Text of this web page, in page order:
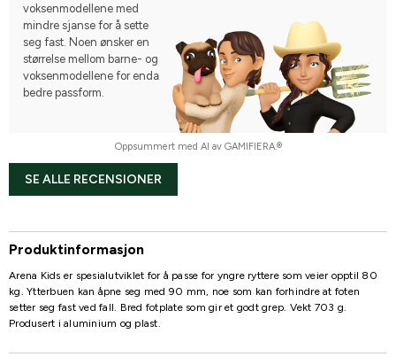
voksenmodellene med
mindre sjanse for å sette
seg fast. Noen ønsker en
størrelse mellom barne- og
voksenmodellene for enda
bedre passform.
Oppsummert med AI av GAMIFIERA.®
SE ALLE RECENSIONER
Produktinformasjon
Arena Kids er spesialutviklet for å passe for yngre ryttere som veier opptil 80
kg. Ytterbuen kan åpne seg med 90 mm, noe som kan forhindre at foten
setter seg fast ved fall. Bred fotplate som gir et godt grep. Vekt 703 g.
Produsert i aluminium og plast.